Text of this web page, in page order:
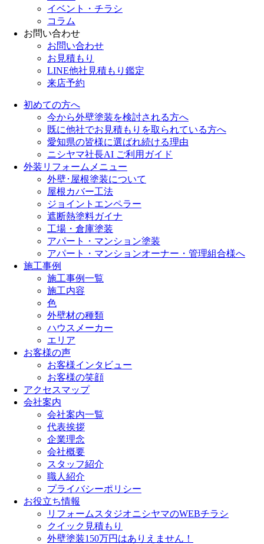
イベント・チラシ
コラム
お問い合わせ
お問い合わせ
お見積もり
LINE他社見積もり鑑定
来店予約
初めての方へ
今から外壁塗装を検討される方へ
既に他社でお見積もりを取られている方へ
愛知県の皆様に選ばれ続ける理由
ニシヤマ社長AI ご利用ガイド
外装リフォームメニュー
外壁･屋根塗装について
屋根カバー工法
ジョイントエンペラー
遮断熱塗料ガイナ
工場・倉庫塗装
アパート・マンション塗装
アパート・マンションオーナー・管理組合様へ
施工事例
施工事例一覧
施工内容
色
外壁材の種類
ハウスメーカー
エリア
お客様の声
お客様インタビュー
お客様の笑顔
アクセスマップ
会社案内
会社案内一覧
代表挨拶
企業理念
会社概要
スタッフ紹介
職人紹介
プライバシーポリシー
お役立ち情報
リフォームスタジオニシヤマのWEBチラシ
クイック見積もり
外壁塗装150万円はありえません！